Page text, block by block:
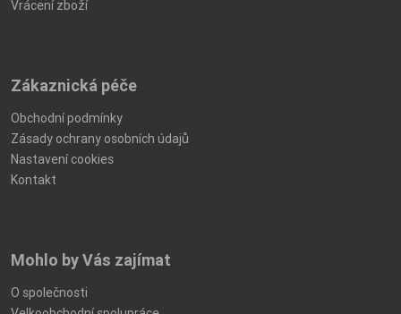
Vrácení zboží
Zákaznická péče
Obchodní podmínky
Zásady ochrany osobních údajů
Nastavení cookies
Kontakt
Mohlo by Vás zajímat
O společnosti